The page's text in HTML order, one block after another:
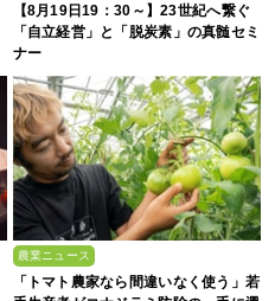
【8月19日19：30～】23世紀へ繋ぐ
「自立経営」と「脱炭素」の真髄セミ
ナー
農業ニュース
「トマト農家なら間違いなく使う」若